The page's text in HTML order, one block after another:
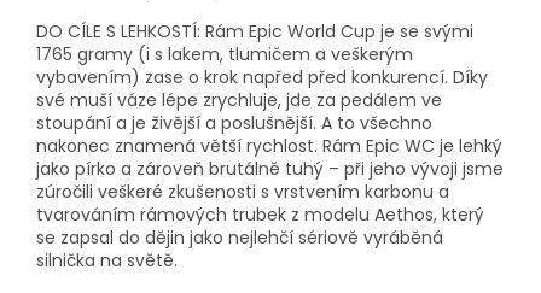
DO CÍLE S LEHKOSTÍ: Rám Epic World Cup je se svými
1765 gramy (i s lakem, tlumičem a veškerým
vybavením) zase o krok napřed před konkurencí. Díky
své muší váze lépe zrychluje, jde za pedálem ve
stoupání a je živější a poslušnější. A to všechno
nakonec znamená větší rychlost. Rám Epic WC je lehký
jako pírko a zároveň brutálně tuhý – při jeho vývoji jsme
zúročili veškeré zkušenosti s vrstvením karbonu a
tvarováním rámových trubek z modelu Aethos, který
se zapsal do dějin jako nejlehčí sériově vyráběná
silnička na světě.